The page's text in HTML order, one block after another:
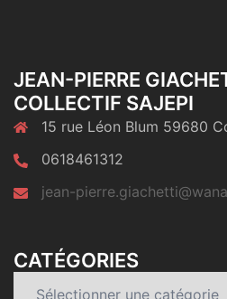
JEAN-PIERRE
COLLECTIF SAJEPI
15 rue Léon Blum 59680
0618461312
jean-
CATÉGORIES